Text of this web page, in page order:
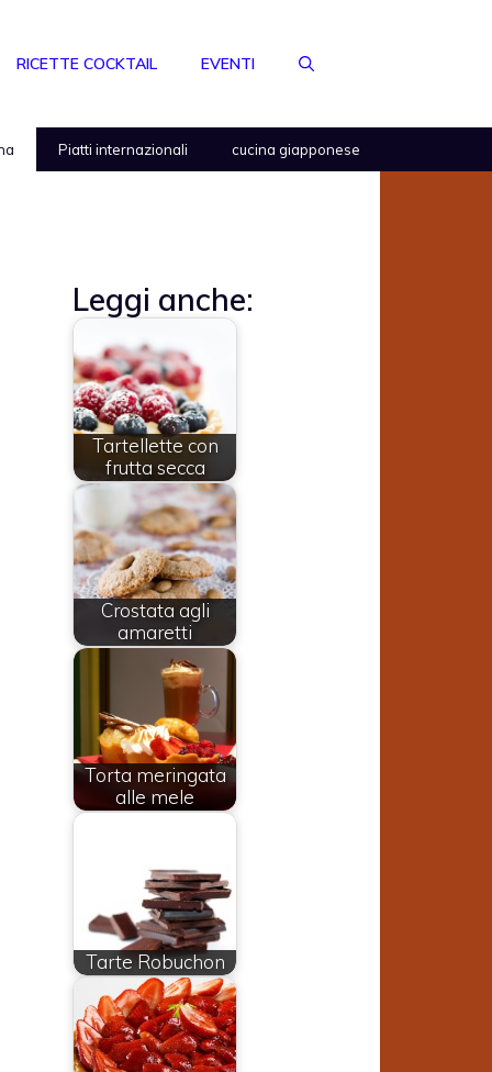
RICETTE COCKTAIL EVENTI
Piatti internazionali cucina giapponese
Leggi anche:
Tartellette con
frutta secca
Crostata agli
amaretti
Torta meringata
alle mele
Tarte Robuchon